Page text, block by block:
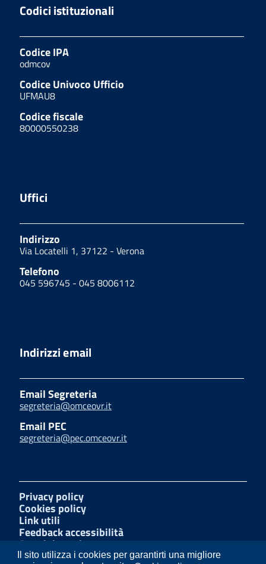
Il sito utilizza i cookies per garantirti una migliore
Codici istituzionali
Codice IPA
odmcov
Codice Univoco Ufficio
UFMAU8
Codice fiscale
80000550238
Uffici
Indirizzo
Via Locatelli 1, 37122 - Verona
Telefono
045 596745 - 045 8006112
Indirizzi email
Email Segreteria
segreteria@omceovr.it
Email PEC
segreteria@pec.omceovr.it
Privacy policy
Cookies policy
Link utili
Feedback accessibilità
Amministrazione trasparente
W3C Css